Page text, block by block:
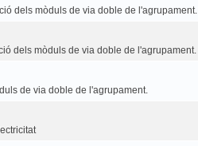
dels mòduls de via doble de l'agrupament.
dels mòduls de via doble de l'agrupament.
de via doble de l'agrupament.